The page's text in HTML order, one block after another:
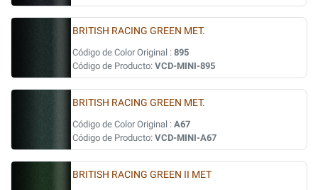
BRITISH RACING GREEN MET.
Código de Color Original : 895
Código de Producto: VCD-MINI-895
BRITISH RACING GREEN MET.
Código de Color Original : A67
Código de Producto: VCD-MINI-A67
BRITISH RACING GREEN II MET